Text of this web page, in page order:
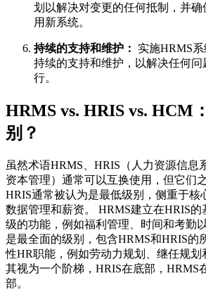
划以解决对变更的任何抵制，并
用新系统。
持续的支持和维护：
实施HRMS
持续的支持和维护，以解决任何
行。
HRMS vs. HRIS vs. HCM
别？
虽然术语HRMS、HRIS（人力资源信息
资本管理）通常可以互换使用，但它们
HRIS通常被认为是最低级别，侧重于核
数据管理和薪资。 HRMS建立在HRIS
级的功能，例如福利管理、时间和考勤
是最全面的级别，包含HRMS和HRIS的
性HR职能，例如劳动力规划、继任规划
其视为一个阶梯，HRIS在底部，HRMS
部。